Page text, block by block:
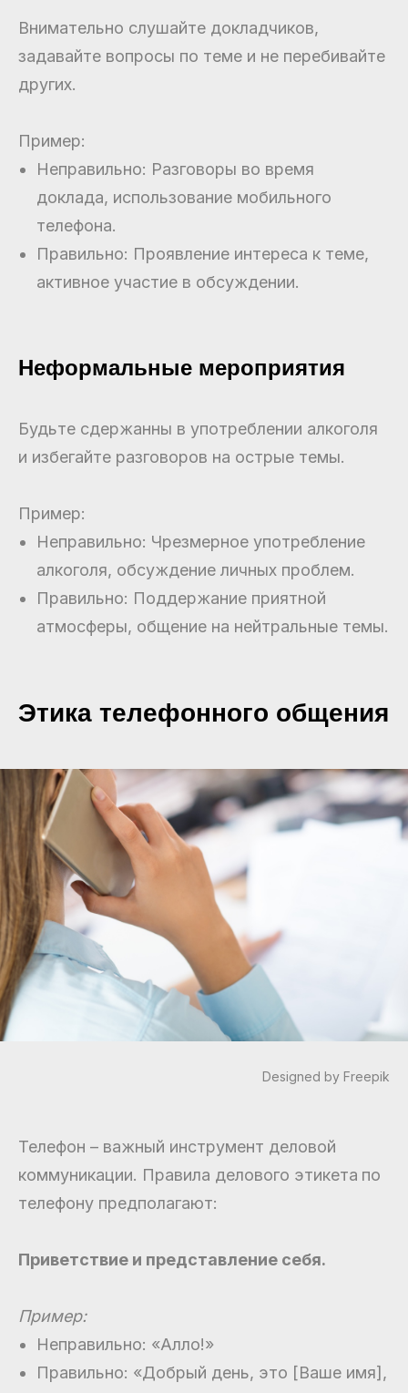
Внимательно слушайте докладчиков,
задавайте вопросы по теме и не перебивайте
других.
Пример:
Неправильно: Разговоры во время
доклада, использование мобильного
телефона.
Правильно: Проявление интереса к теме,
активное участие в обсуждении.
Неформальные мероприятия
Будьте сдержанны в употреблении алкоголя
и избегайте разговоров на острые темы.
Пример:
Неправильно: Чрезмерное употребление
алкоголя, обсуждение личных проблем.
Правильно: Поддержание приятной
атмосферы, общение на нейтральные темы.
Этика телефонного общения
Designed by Freepik
Телефон – важный инструмент деловой
коммуникации. Правила делового этикета по
телефону предполагают:
Приветствие и представление себя.
Пример:
Неправильно: «Алло!»
Правильно: «Добрый день, это [Ваше имя],